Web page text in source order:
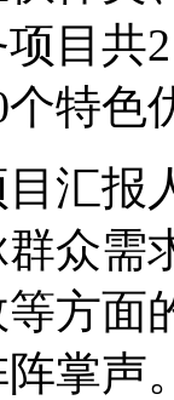
目共
特色
汇报
众需
方面
掌声